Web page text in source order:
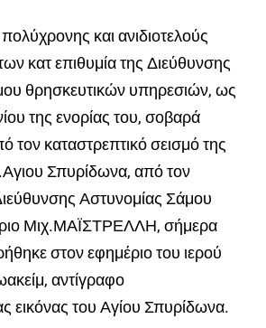
και ανιδιοτελούς
κατ επιθυμία της Διεύθυνσης
θρησκευτικών υπηρεσιών, ως
της ενορίας του, σοβαρά
τον καταστρεπτικό σεισμό της
Σπυρίδωνα, από τον
Αστυνομίας Σάμου
Μιχ.ΜΑΪΣΤΡΕΛΛΗ, σήμερα
στον εφημέριο του ιερού
αντίγραφο
εικόνας του Αγίου Σπυρίδωνα.